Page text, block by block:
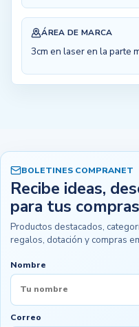
ÁREA DE MARCA
3cm en laser en la parte
BOLETINES COMPRANET
Recibe ideas,
para tus
Productos destacados,
regalos, dotación y compras
Nombre
Correo